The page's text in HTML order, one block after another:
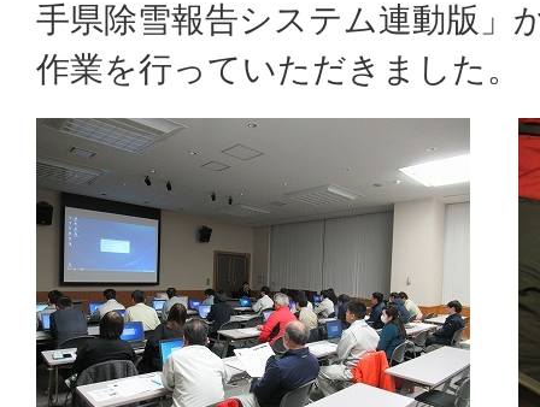
手県除雪報告システム連動版」
作業を行っていただきました。